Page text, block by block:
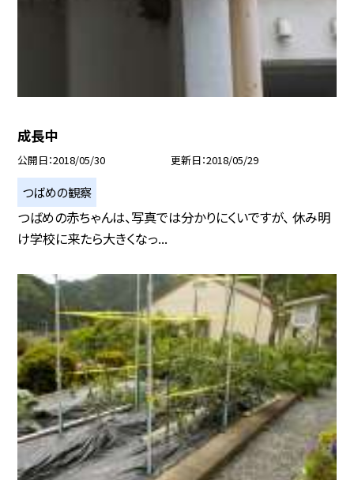
成長中
公開日 2018/05/30 更新日 2018/05/29
つばめの観察
つばめの赤ちゃんは、写真では分かりにくいですが、 休み明
け学校に来たら大きくなっ...